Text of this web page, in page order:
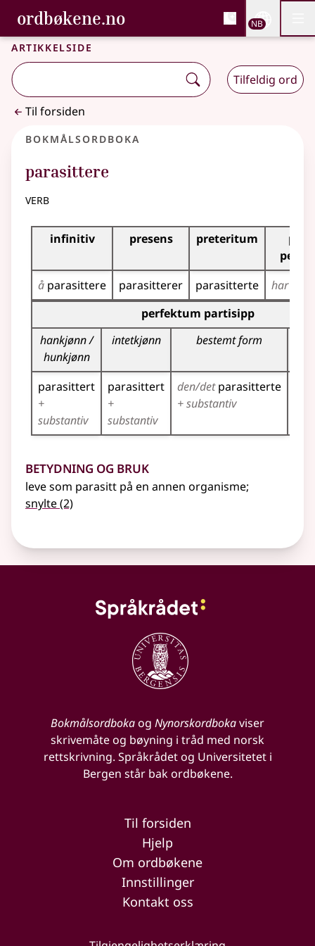
Gå til hovedinnhold
Tilgjengelighet
ordbøkene.no, Bokmålsordboka og
Bokmålsordboka og Nynorskordboka
NB
Artikkelside
Tilfeldig ord
Til forsiden
Bokmålsordboka
parasittere
verb
Bøyingstabell for dette verbet
infinitiv presens preteritum
å parasittere parasitterer parasitterte har
Bøyingstabell for dette verbet (partisippformer)
perfektum partisipp
hankjønn /
hunkjønn
intetkjønn bestemt form
parasittert
+
substantiv
parasittert
+
substantiv
den/detparasitterte
+ substantiv
Betydning og bruk
leve som parasitt på en annen organisme;
snylte(2)
Bokmålsordbokaog Nynorskordbokaviser
skrivemåte og bøyning i tråd med norsk
rettskrivning. Språkrådet og Universitetet i
Bergen står bak ordbøkene.
Til forsiden
Hjelp
Om ordbøkene
Innstillinger
Kontakt oss